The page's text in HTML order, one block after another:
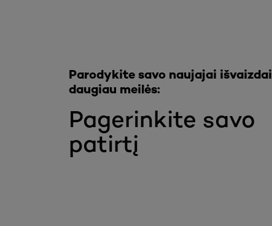
Pagerinkite savo
patirtį
Parodykite savo naujajai išvaizdai
daugiau meilės: